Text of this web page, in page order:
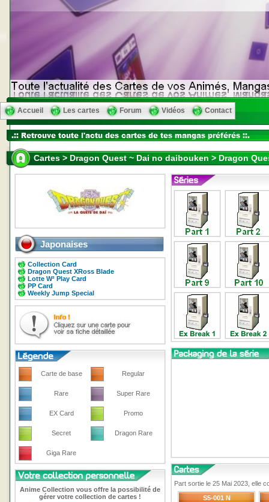
Accueil Les cartes Forum Vidéos Contact
Cartes > Dragon Quest ~ Dai no daibouken > Dragon
Japonaises
Collection Card
Dragon Quest XRoss Blade
Lotte W² Play Card
PP Card
Weekly Jump Special
Carte de base Regular
Rare Super Rare
EX Card Promo
Secret Dragon Rare
Giga Rare
Anime Collection vous offre la possibilité de
gérer votre collection de cartes !
Part sortie le 25 Mai 2023, elle
S5-001 N